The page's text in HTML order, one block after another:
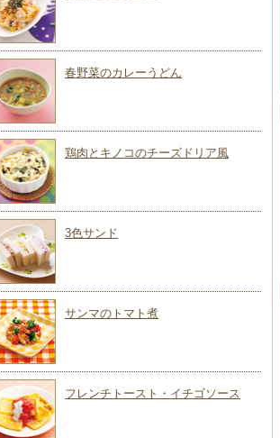
春野菜のカレーうどん
鶏肉とキノコのチーズドリア風
3色サンド
サンマのトマト煮
フレンチトースト・イチゴソース